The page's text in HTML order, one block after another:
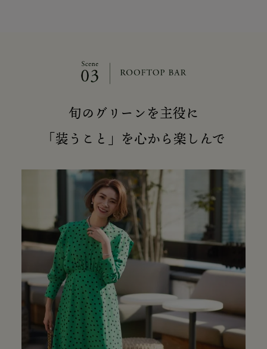
旬のグリーンを主役に
「装うこと」を心から楽しんで